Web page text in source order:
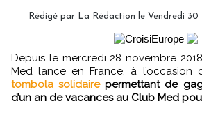
Rédigé par La Rédaction le Vendredi 30
Depuis le mercredi 28 novembre 2018, la Fondation Club
Med lance en France, à l’occasion
tombola solidaire permettant de
d’un an de vacances au Club Med